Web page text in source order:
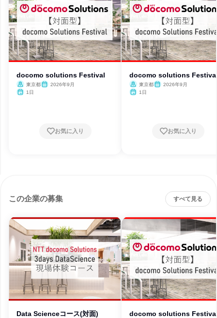
docomo solutions Festival
東京都
2026年9月
1日
お気に入り
docomo solutions
東京都
2026年9月
1日
お気に入り
この企業の募集 すべて見る
Data Scienceコース(対面) docomo solutions